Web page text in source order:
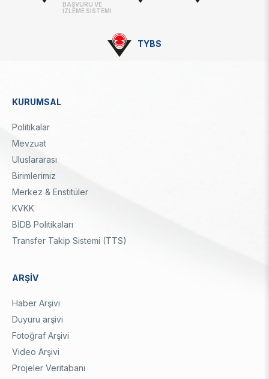
BAŞVURU VE
İZLEME SİSTEMİ
TYBS
Dipnot
KURUMSAL
Politikalar
Mevzuat
Uluslararası
Birimlerimiz
Merkez & Enstitüler
KVKK
BİDB Politikaları
Transfer Takip Sistemi (TTS)
ARŞİV
Haber Arşivi
Duyuru arşivi
Fotoğraf Arşivi
Video Arşivi
Projeler Veritabanı